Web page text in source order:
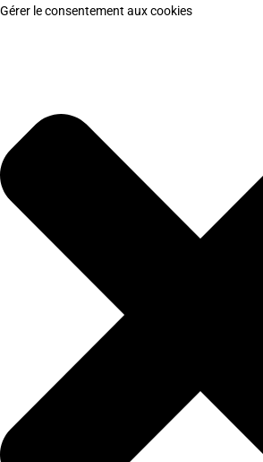
Gérer le consentement aux cookies